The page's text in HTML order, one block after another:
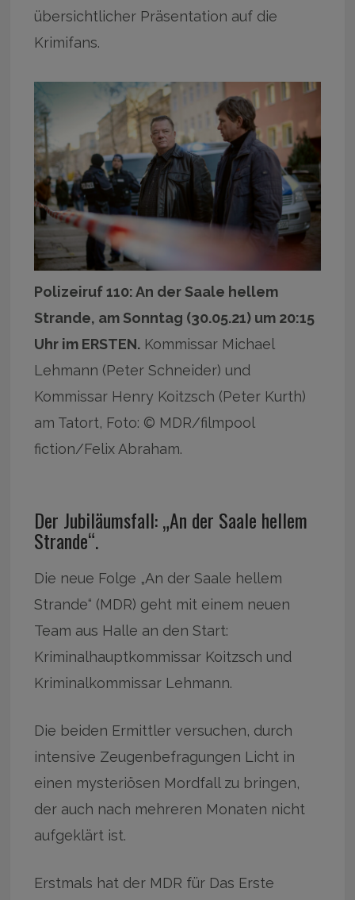
übersichtlicher Präsentation auf die
Krimifans.
Polizeiruf 110: An der Saale hellem
Strande, am Sonntag (30.05.21) um 20:15
Uhr im ERSTEN. Kommissar Michael
Lehmann (Peter Schneider) und
Kommissar Henry Koitzsch (Peter Kurth)
am Tatort, Foto: © MDR/filmpool
fiction/Felix Abraham.
Der Jubiläumsfall: „An der Saale hellem
Strande“.
Die neue Folge „An der Saale hellem
Strande“ (MDR) geht mit einem neuen
Team aus Halle an den Start:
Kriminalhauptkommissar Koitzsch und
Kriminalkommissar Lehmann.
Die beiden Ermittler versuchen, durch
intensive Zeugenbefragungen Licht in
einen mysteriösen Mordfall zu bringen,
der auch nach mehreren Monaten nicht
aufgeklärt ist.
Erstmals hat der MDR für Das Erste